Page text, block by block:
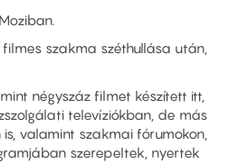
szakma széthullása után,
négyszáz filmet készített itt,
televíziókban, de más
valamint szakmai fórumokon,
szerepeltek, nyertek